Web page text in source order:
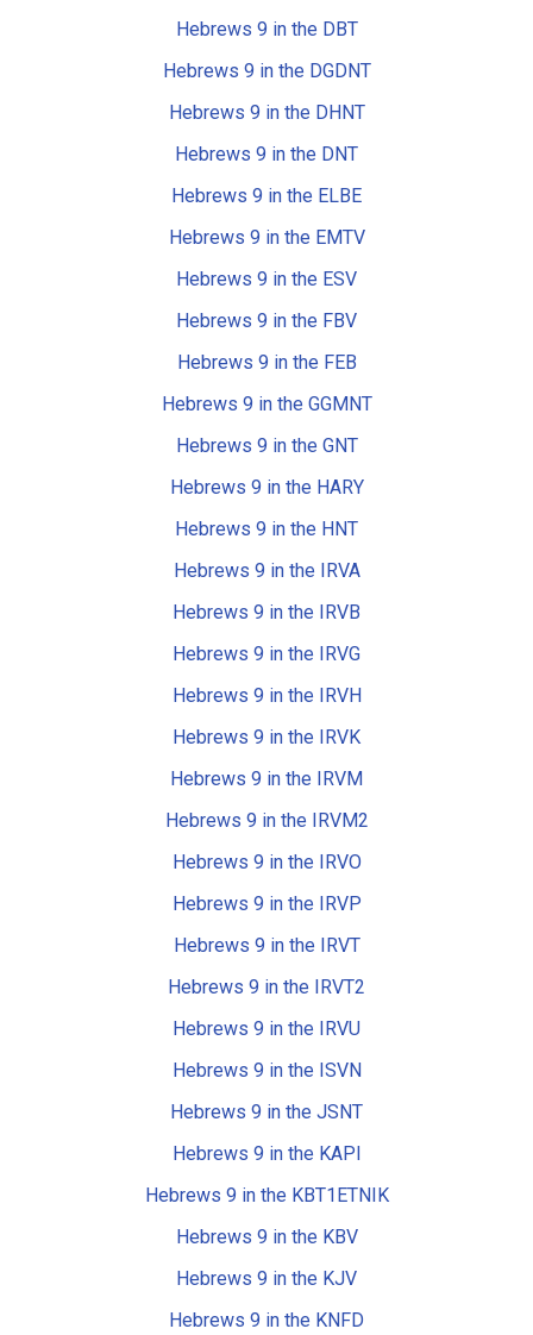
Hebrews 9 in the DBT
Hebrews 9 in the DGDNT
Hebrews 9 in the DHNT
Hebrews 9 in the DNT
Hebrews 9 in the ELBE
Hebrews 9 in the EMTV
Hebrews 9 in the ESV
Hebrews 9 in the FBV
Hebrews 9 in the FEB
Hebrews 9 in the GGMNT
Hebrews 9 in the GNT
Hebrews 9 in the HARY
Hebrews 9 in the HNT
Hebrews 9 in the IRVA
Hebrews 9 in the IRVB
Hebrews 9 in the IRVG
Hebrews 9 in the IRVH
Hebrews 9 in the IRVK
Hebrews 9 in the IRVM
Hebrews 9 in the IRVM2
Hebrews 9 in the IRVO
Hebrews 9 in the IRVP
Hebrews 9 in the IRVT
Hebrews 9 in the IRVT2
Hebrews 9 in the IRVU
Hebrews 9 in the ISVN
Hebrews 9 in the JSNT
Hebrews 9 in the KAPI
Hebrews 9 in the KBT1ETNIK
Hebrews 9 in the KBV
Hebrews 9 in the KJV
Hebrews 9 in the KNFD